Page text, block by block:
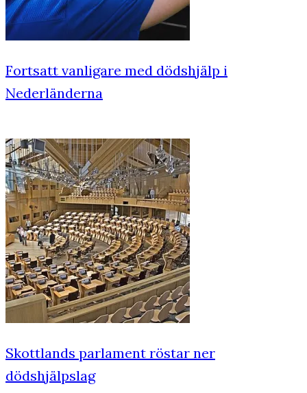
Fortsatt vanligare med dödshjälp i
Nederländerna
Skottlands parlament röstar ner
dödshjälpslag